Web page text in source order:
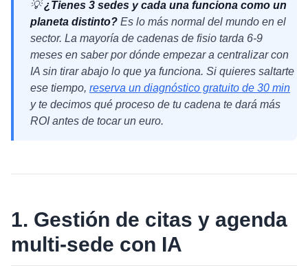
💡¿Tienes 3 sedes y cada una funciona como un
planeta distinto? Es lo más normal del mundo en el
sector. La mayoría de cadenas de fisio tarda 6-9
meses en saber por dónde empezar a centralizar con
IA sin tirar abajo lo que ya funciona. Si quieres saltarte
ese tiempo, reserva un diagnóstico gratuito de 30 min
y te decimos qué proceso de tu cadena te dará más
ROI antes de tocar un euro.
1. Gestión de citas y agenda
multi-sede con IA